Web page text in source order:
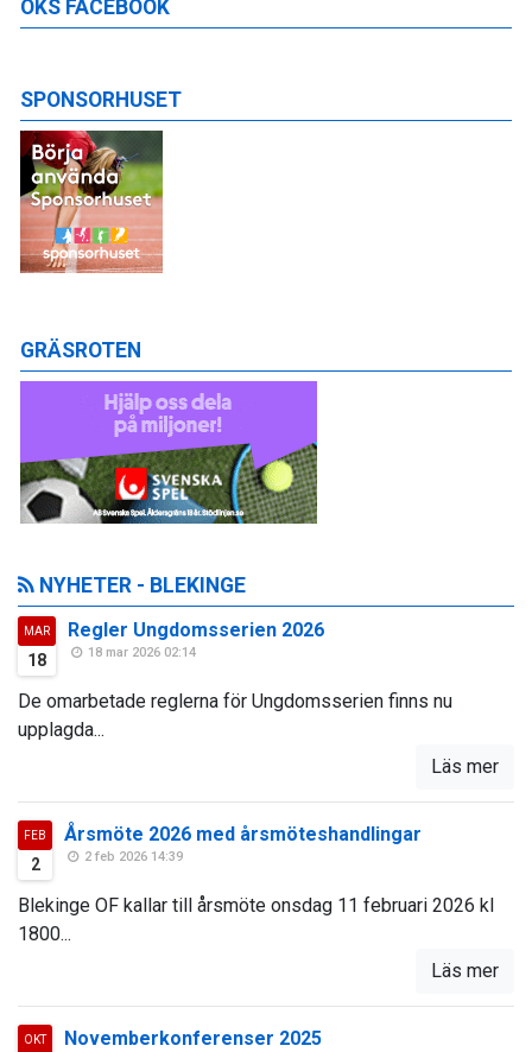
OKS FACEBOOK
SPONSORHUSET
GRÄSROTEN
NYHETER - BLEKINGE
MAR
18
Regler Ungdomsserien 2026
18 mar 2026 02:14
De omarbetade reglerna för Ungdomsserien finns nu
upplagda...
Läs mer
FEB
2
Årsmöte 2026 med årsmöteshandlingar
2 feb 2026 14:39
Blekinge OF kallar till årsmöte onsdag 11 februari 2026 kl
1800...
Läs mer
OKT Novemberkonferenser 2025